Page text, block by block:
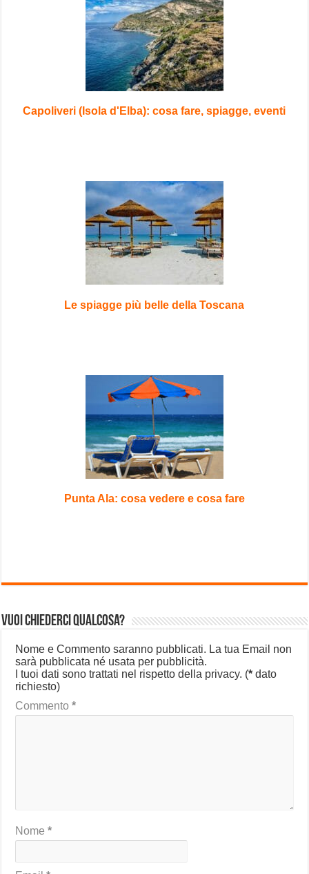
Capoliveri (Isola d'Elba): cosa fare, spiagge, eventi
Le spiagge più belle della Toscana
Punta Ala: cosa vedere e cosa fare
Vuoi chiederci qualcosa?
Nome e Commento saranno pubblicati. La tua Email non
sarà pubblicata né usata per pubblicità.
I tuoi dati sono trattati nel rispetto della privacy. (* dato
richiesto)
Commento*
Nome*